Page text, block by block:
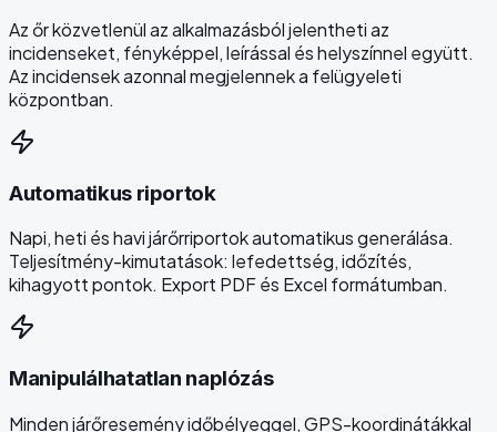
Az őr közvetlenül az alkalmazásból jelentheti az
incidenseket, fényképpel, leírással és helyszínnel együtt.
Az incidensek azonnal megjelennek a felügyeleti
központban.
Automatikus riportok
Napi, heti és havi járőrriportok automatikus generálása.
Teljesítmény-kimutatások: lefedettség, időzítés,
kihagyott pontok. Export PDF és Excel formátumban.
Manipulálhatatlan naplózás
Minden járőresemény időbélyeggel, GPS-koordinátákkal